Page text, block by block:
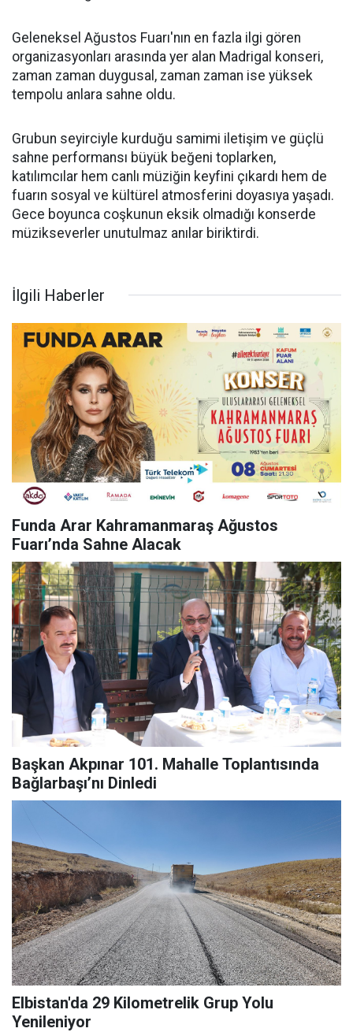
Geleneksel Ağustos Fuarı'nın en fazla ilgi gören
organizasyonları arasında yer alan Madrigal konseri,
zaman zaman duygusal, zaman zaman ise yüksek
tempolu anlara sahne oldu.
Grubun seyirciyle kurduğu samimi iletişim ve güçlü
sahne performansı büyük beğeni toplarken,
katılımcılar hem canlı müziğin keyfini çıkardı hem de
fuarın sosyal ve kültürel atmosferini doyasıya yaşadı.
Gece boyunca coşkunun eksik olmadığı konserde
müzikseverler unutulmaz anılar biriktirdi.
İlgili Haberler
Funda Arar Kahramanmaraş Ağustos
Fuarı’nda Sahne Alacak
Başkan Akpınar 101. Mahalle Toplantısında
Bağlarbaşı’nı Dinledi
Elbistan'da 29 Kilometrelik Grup Yolu
Yenileniyor